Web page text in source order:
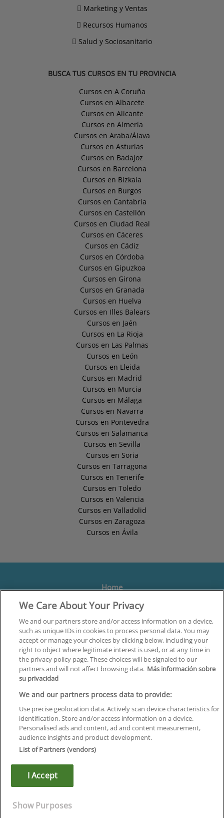
Marketing y Ventas
Recursos Humanos
Salud y Sociosanitario
BUSCA TUS CURSOS EN TU PROVINCIA
Cursos en A Coruña
Cursos en Albacete
Cursos en Alicante
Cursos en Almería
Cursos en Araba/Álava
Cursos en Asturias
Cursos en Badajoz
Cursos en Barcelona
Cursos en Bizkaia
Cursos en Burgos
Cursos en Cantabria
Cursos en Castellón
Cursos en Ciudad Real
Cursos en Cáceres
Cursos en Cádiz
Cursos en Córdoba
Cursos en Gipuzkoa
Cursos en Girona
Cursos en Granada
Cursos en Huelva
Cursos en Illes Balears
Cursos en Jaén
Cursos en La Rioja
Cursos en Las Palmas
Cursos en León
Cursos en Lleida
Cursos en Madrid
Cursos en Murcia
Cursos en Málaga
Cursos en Navarra
Cursos en Pontevedra
Cursos en Salamanca
Cursos en Sevilla
Cursos en Soria
Cursos en Tarragona
Cursos en Tenerife
Cursos en Toledo
Cursos en Valencia
Cursos en Valladolid
Cursos en Zaragoza
Cursos en Ávila
Home
Formación
Centros
Orientación
Quiénes somos
Contacta
Aviso Legal
Política de Privacidad
Política de Cookies
Canal Ético
Infoempleo
We Care About Your Privacy
We and our partners store and/or access information on a device,
such as unique IDs in cookies to process personal data. You may
accept or manage your choices by clicking below, including your
right to object where legitimate interest is used, or at any time in
the privacy policy page. These choices will be signaled to our
partners and will not affect browsing data. Más información sobre
su privacidad
We and our partners process data to provide:
Use precise geolocation data. Actively scan device characteristics for
identification. Store and/or access information on a device.
Personalised ads and content, ad and content measurement,
audience insights and product development.
List of Partners (vendors)
I Accept
Show Purposes